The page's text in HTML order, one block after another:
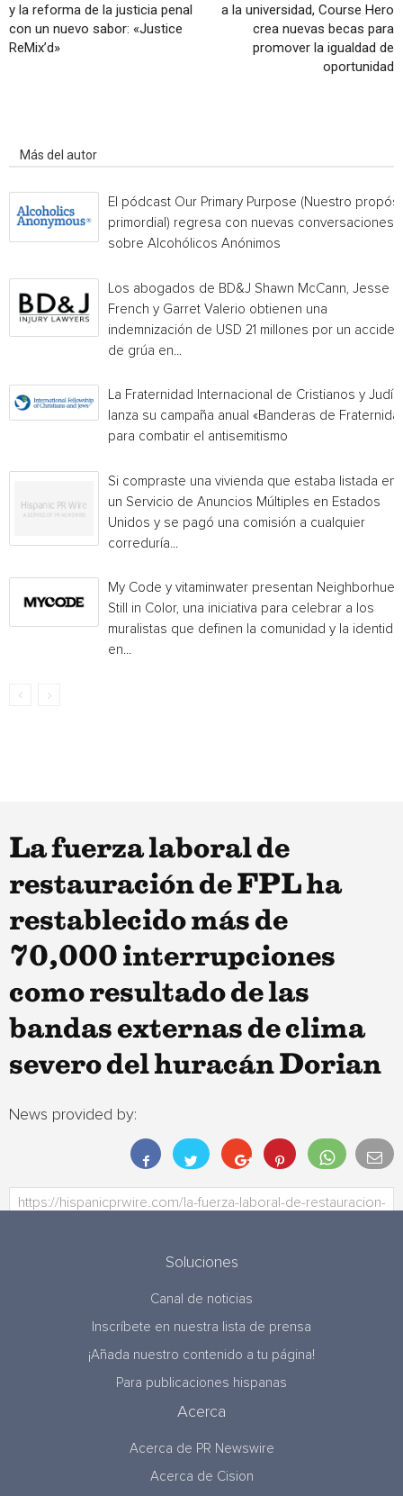
y la reforma de la justicia penal
con un nuevo sabor: «Justice
ReMix’d»
a la universidad, Course Hero
crea nuevas becas para
promover la igualdad de
oportunidad
Más del autor
El pódcast Our Primary Purpose (Nuestro
primordial) regresa con nuevas conversaciones
sobre Alcohólicos Anónimos
Los abogados de BD&J Shawn McCann, Jesse
French y Garret Valerio obtienen una
indemnización de USD 21 millones por un
de grúa en...
La Fraternidad Internacional de Cristianos y
lanza su campaña anual «Banderas de
para combatir el antisemitismo
Si compraste una vivienda que estaba listada en
un Servicio de Anuncios Múltiples en Estados
Unidos y se pagó una comisión a cualquier
correduría...
My Code y vitaminwater presentan Neighborhue:
Still in Color, una iniciativa para celebrar a los
muralistas que definen la comunidad y la
en...
La fuerza laboral de
restauración de FPL ha
restablecido más de
70,000 interrupciones
como resultado de las
bandas externas de clima
severo del huracán Dorian
News provided by:
Soluciones
Canal de noticias
Inscríbete en nuestra lista de prensa
¡Añada nuestro contenido a tu página!
Para publicaciones hispanas
Acerca
Acerca de PR Newswire
Acerca de Cision